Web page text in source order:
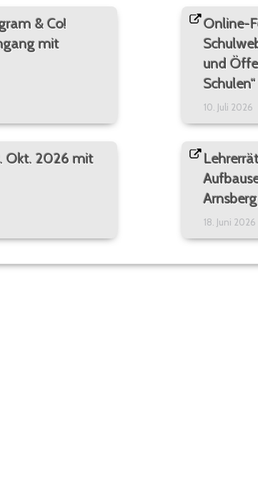
& Co!
mit
Online-
und
Schulen“
10. Juli 2026
Okt. 2026 mit
Arnsberg
18. Juni 2026